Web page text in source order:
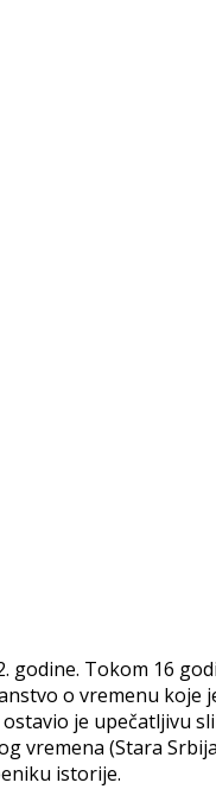
Tokom 16
o vremenu
je upečatljivu
(Stara
istorije.